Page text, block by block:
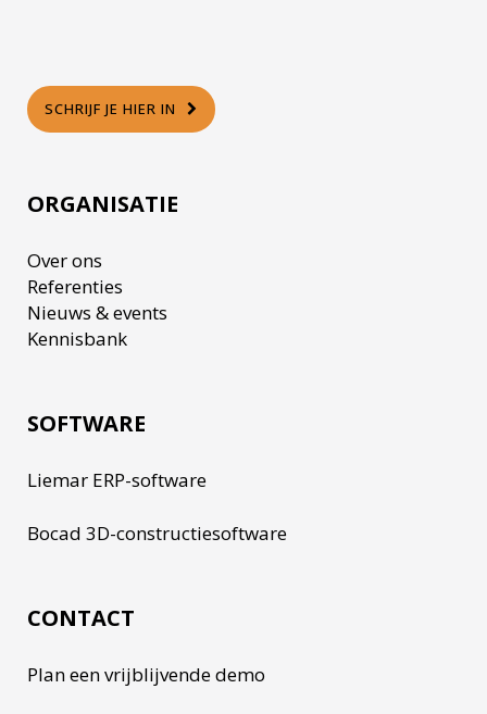
SCHRIJF JE HIER IN
ORGANISATIE
Over ons
Referenties
Nieuws & events
Kennisbank
SOFTWARE
Liemar ERP-software
Bocad 3D-constructiesoftware
CONTACT
Plan een vrijblijvende demo